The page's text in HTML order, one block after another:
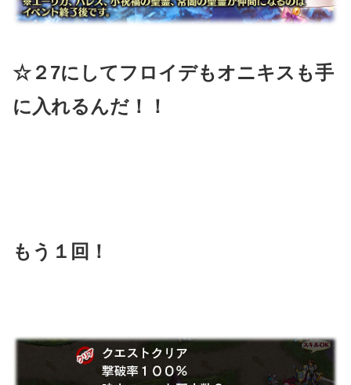
☆２7にしてフロイデもオニキスも手
に入れるんだ！！
もう１回！